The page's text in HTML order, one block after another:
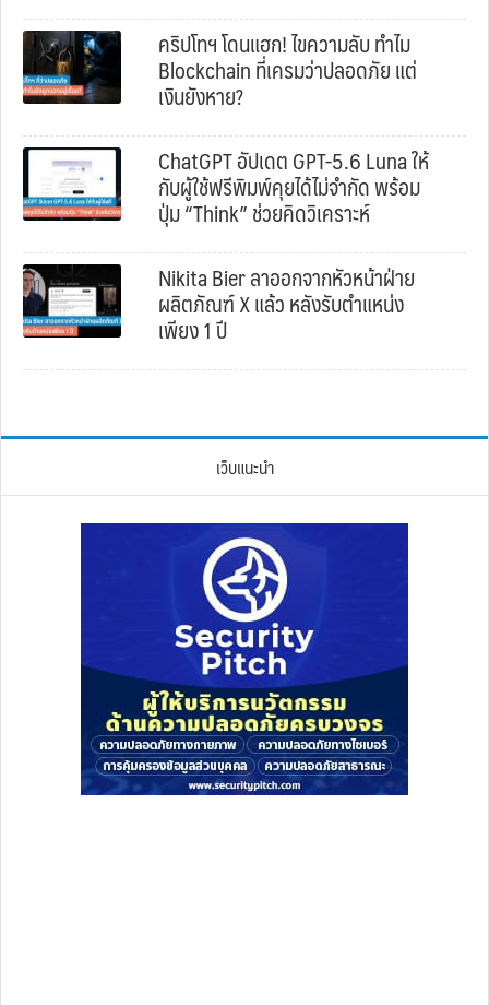
คริปโทฯ โดนแฮก! ไขความลับ ทำไม
Blockchain ที่เครมว่าปลอดภัย แต่
เงินยังหาย?
ChatGPT อัปเดต GPT-5.6 Luna ให้
กับผู้ใช้ฟรีพิมพ์คุยได้ไม่จำกัด พร้อม
ปุ่ม “Think” ช่วยคิดวิเคราะห์
Nikita Bier ลาออกจากหัวหน้าฝ่าย
ผลิตภัณฑ์ X แล้ว หลังรับตำแหน่ง
เพียง 1 ปี
เว็บแนะนำ